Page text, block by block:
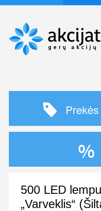
Prekės
500 LED
„Varveklis“